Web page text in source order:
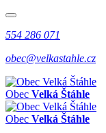
554 286 071
obec@velkastahle.cz
Obec Velká Štáhle
Obec Velká Štáhle